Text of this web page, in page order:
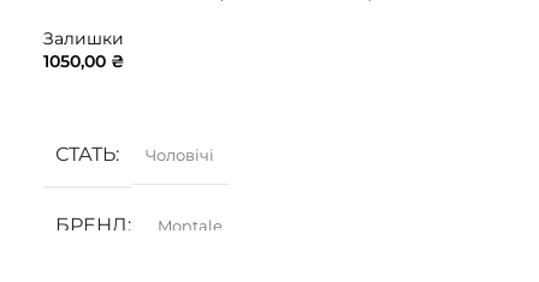
Залишки
1050,00 ₴
СТАТЬ Чоловічі
БРЕНД Montale